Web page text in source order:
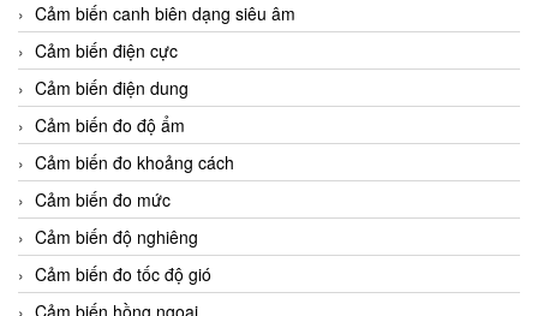
Cảm biến canh biên dạng siêu âm
Cảm biến điện cực
Cảm biến điện dung
Cảm biến đo độ ẩm
Cảm biến đo khoảng cách
Cảm biến đo mức
Cảm biến độ nghiêng
Cảm biến đo tốc độ gió